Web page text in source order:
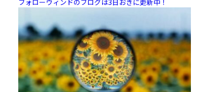
フォローウィンドのブログは3日おきに更新中！